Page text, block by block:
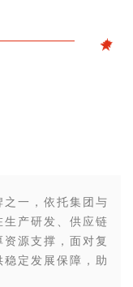
一，依托集团与
产研发、供应链
源支撑，面对复
定发展保障，助